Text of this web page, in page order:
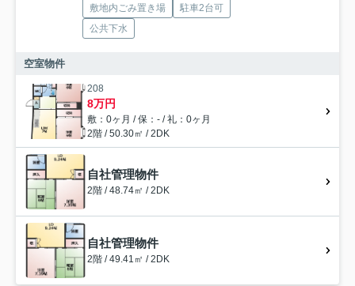
敷地内ごみ置き場
駐車2台可
公共下水
空室物件
208
8万円
敷：0ヶ月 / 保：- / 礼：0ヶ月
2階 / 50.30㎡ / 2DK
自社管理物件
2階 / 48.74㎡ / 2DK
自社管理物件
2階 / 49.41㎡ / 2DK